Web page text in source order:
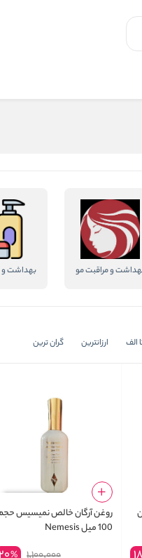
و مراقبت مو بهداشت و
الف ارزانترین گران ترین
روغن آرگان خالص نمیسیس
100 میل Nemesis